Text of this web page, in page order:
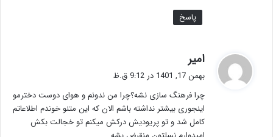
پاسخ
امیر
ف
:
بهمن 17, 1401 در 9:12 ق.ظ
چرا فرهنگ سازی نشه؟چرا من ندونم و هوای دوست دخترمو
اینجوری بیشتر نداشته باشم الان که این متنو خوندم اطلاعاتم
کامل شد و تو پریودیش درکش میکنم تو خجالت بکش